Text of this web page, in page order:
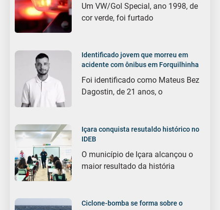
Um VW/Gol Special, ano 1998, de
cor verde, foi furtado
Identificado jovem que morreu em
acidente com ônibus em Forquilhinha
Foi identificado como Mateus Bez
Dagostin, de 21 anos, o
Içara conquista resutaldo histórico no
IDEB
O município de Içara alcançou o
maior resultado da história
Ciclone-bomba se forma sobre o